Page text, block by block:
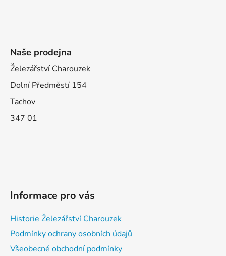
Naše prodejna
Železářství Charouzek
Dolní Předměstí 154
Tachov
347 01
Informace pro vás
Historie Železářství Charouzek
Podmínky ochrany osobních údajů
Všeobecné obchodní podmínky